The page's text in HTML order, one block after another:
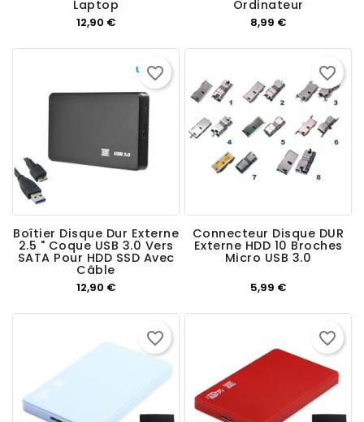
Laptop
12,90 €Prix
Ordinateur
8,99 €Prix
Boîtier Disque Dur Externe
2.5 " Coque USB 3.0 Vers
SATA Pour HDD SSD Avec
Câble
12,90 €Prix
favorite_border
Connecteur Disque DUR
Externe HDD 10 Broches
Micro USB 3.0
5,99 €Prix
favorite_border
favorite_border favorite_border